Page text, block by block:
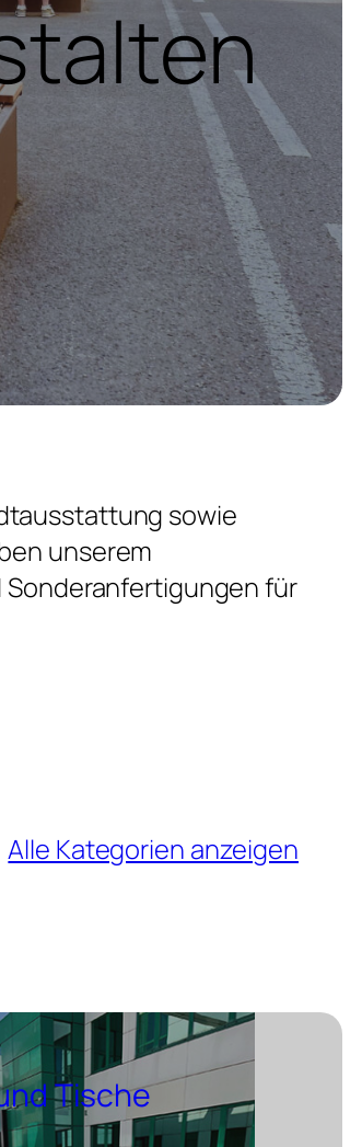
sowie
unserem
für
Alle Kategorien anzeigen
Tische